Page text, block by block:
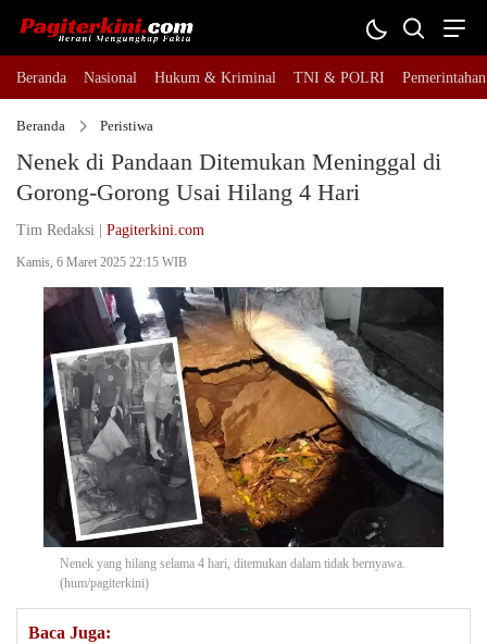
Beranda Nasional Hukum & Kriminal TNI & POLRI Pemerintahan
Beranda Peristiwa
Nenek di Pandaan Ditemukan Meninggal di
Gorong-Gorong Usai Hilang 4 Hari
Tim Redaksi | Pagiterkini.com
Kamis, 6 Maret 2025 22:15 WIB
Nenek yang hilang selama 4 hari, ditemukan dalam tidak bernyawa.
(hum/pagiterkini)
Baca Juga: